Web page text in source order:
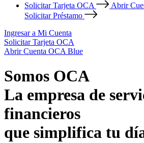
Solicitar Tarjeta OCA
Abrir
Solicitar Préstamo
Ingresar a Mi Cuenta
Solicitar Tarjeta OCA
Abrir Cuenta OCA Blue
Somos OCA
La empresa de
financieros
que simplifica tu